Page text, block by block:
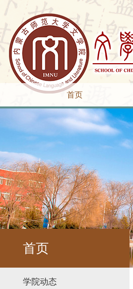
首页
首页
学院动态